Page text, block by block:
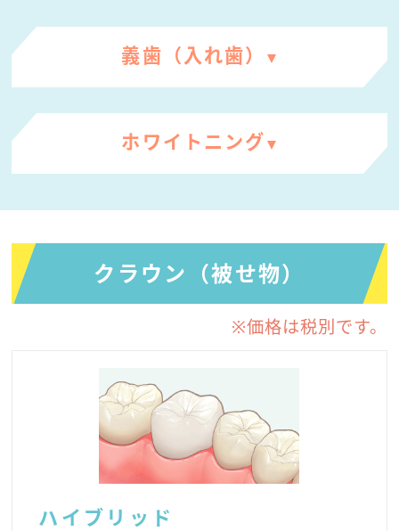
義歯（入れ歯）
ホワイトニング
クラウン（被せ物）
※価格は税別です。
ハイブリッド